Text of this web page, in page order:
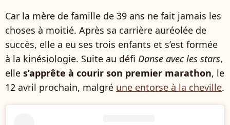
Car la mère de famille de 39 ans ne fait jamais les
choses à moitié. Après sa carrière auréolée de
succès, elle a eu ses trois enfants et s’est formée
à la kinésiologie. Suite au défi Danse avec les stars,
elle s’apprête à courir son premier marathon, le
12 avril prochain, malgré une entorse à la cheville.